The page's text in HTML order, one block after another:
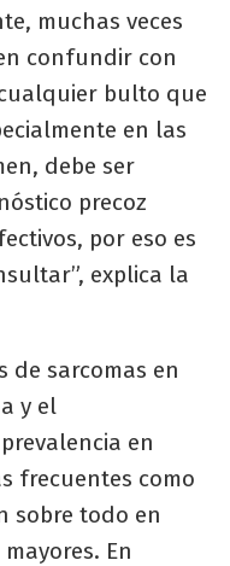
muchas veces
confundir con
bulto que
en las
debe ser
precoz
por eso es
explica la
de sarcomas en
y el
en
frecuentes como
sobre todo en
En